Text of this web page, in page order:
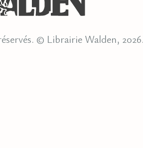
© Librairie Walden,